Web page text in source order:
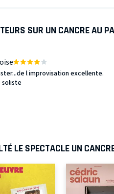
SUR UN CANCRE AU
l improvisation excellente.
soliste
LE SPECTACLE UN